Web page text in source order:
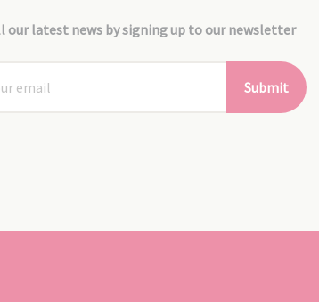
our latest news by signing up to our newsletter
Submit